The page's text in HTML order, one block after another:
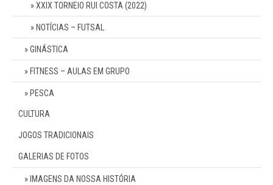
XXIX TORNEIO RUI COSTA (2022)
NOTÍCIAS – FUTSAL
GINÁSTICA
FITNESS – AULAS EM GRUPO
PESCA
CULTURA
JOGOS TRADICIONAIS
GALERIAS DE FOTOS
IMAGENS DA NOSSA HISTÓRIA